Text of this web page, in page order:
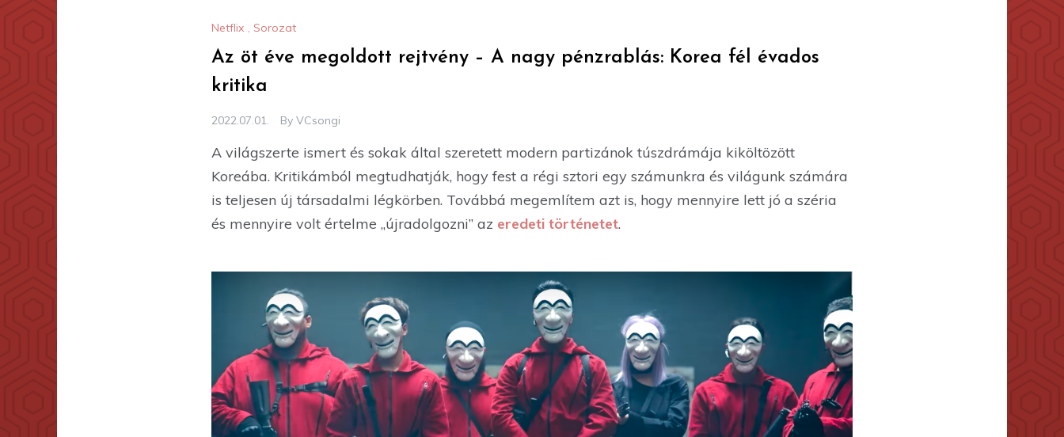
Netflix , Sorozat
Az öt éve megoldott rejtvény – A nagy pénzrablás: Korea fél évados
kritika
2022.07.01. By VCsongi
A világszerte ismert és sokak által szeretett modern partizánok túszdrámája kiköltözött
Koreába. Kritikámból megtudhatják, hogy fest a régi sztori egy számunkra és világunk számára
is teljesen új társadalmi légkörben. Továbbá megemlítem azt is, hogy mennyire lett jó a széria
és mennyire volt értelme „újradolgozni” az eredeti történetet.